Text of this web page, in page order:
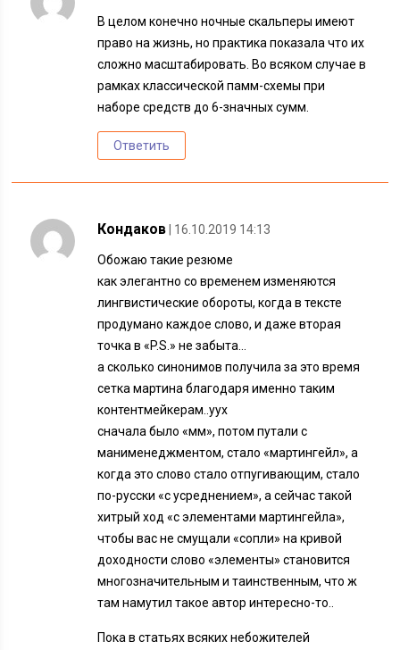
В целом конечно ночные скальперы имеют
право на жизнь, но практика показала что их
сложно масштабировать. Во всяком случае в
рамках классической памм-схемы при
наборе средств до 6-значных сумм.
Ответить
Кондаков | 16.10.2019 14:13
Обожаю такие резюме
как элегантно со временем изменяются
лингвистические обороты, когда в тексте
продумано каждое слово, и даже вторая
точка в «P.S.» не забыта…
а сколько синонимов получила за это время
сетка мартина благодаря именно таким
контентмейкерам..уух
сначала было «мм», потом путали с
манименеджментом, стало «мартингейл», а
когда это слово стало отпугивающим, стало
по-русски «с усреднением», а сейчас такой
хитрый ход «с элементами мартингейла»,
чтобы вас не смущали «сопли» на кривой
доходности слово «элементы» становится
многозначительным и таинственным, что ж
там намутил такое автор интересно-то..
Пока в статьях всяких небожителей